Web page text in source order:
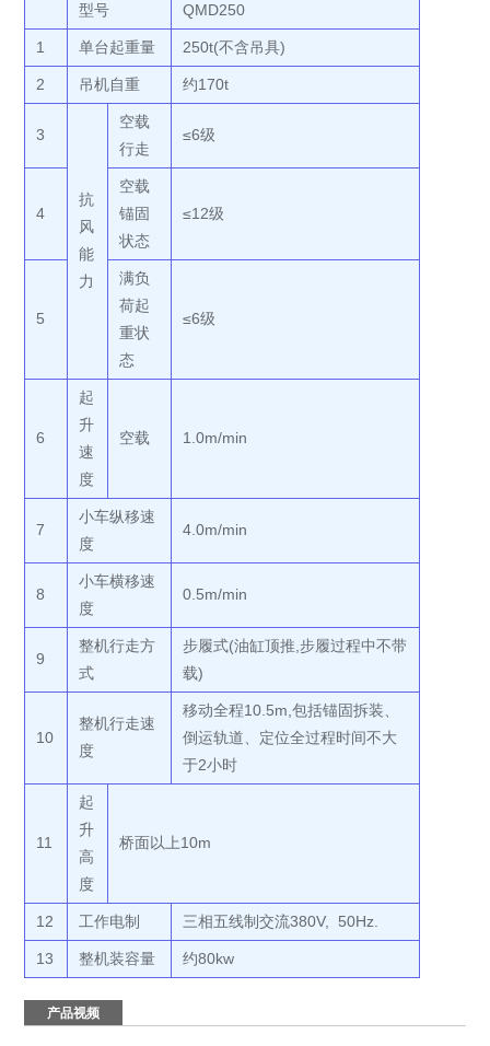
型号 QMD250
1 单台起重量 250t(不含吊具)
2 吊机自重 约170t
3
抗
风
能
力
空载
行走
≤6级
4
空载
锚固
状态
≤12级
5
满负
荷起
重状
态
≤6级
6
起
升
速
度
空载 1.0m/min
7
小车纵移速
度
4.0m/min
8
小车横移速
度
0.5m/min
9
整机行走方
式
步履式(油缸顶推,步履过程中不带
载)
10
整机行走速
度
移动全程10.5m,包括锚固拆装、
倒运轨道、定位全过程时间不大
于2小时
11
起
升
高
度
桥面以上10m
12 工作电制 三相五线制交流380V, 50Hz.
13 整机装容量 约80kw
产品视频